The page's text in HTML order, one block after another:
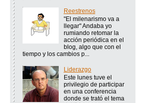
Reestrenos
"El milenarismo va a
llegar" Andaba yo
rumiando retomar la
acción periódica en el
blog, algo que con el
tiempo y los cambios p...
Liderazgo
Este lunes tuve el
privilegio de participar
en una conferencia
donde se trató el tema